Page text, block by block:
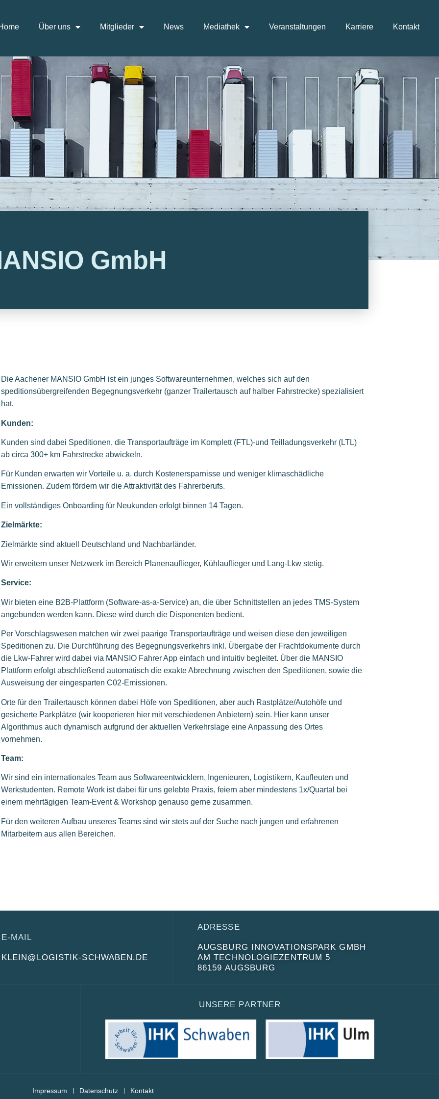
Über uns Mitglieder News Mediathek Veranstaltungen Karriere Kontakt
GmbH
Die Aachener MANSIO GmbH ist ein junges Softwareunternehmen, welches sich auf den
speditionsübergreifenden Begegnungsverkehr (ganzer Trailertausch auf halber Fahrstrecke) spezialisiert
hat.
Kunden:
Kunden sind dabei Speditionen, die Transportaufträge im Komplett (FTL)-und Teilladungsverkehr (LTL)
ab circa 300+ km Fahrstrecke abwickeln.
Für Kunden erwarten wir Vorteile u. a. durch Kostenersparnisse und weniger klimaschädliche
Emissionen. Zudem fördern wir die Attraktivität des Fahrerberufs.
Ein vollständiges Onboarding für Neukunden erfolgt binnen 14 Tagen.
Zielmärkte:
Zielmärkte sind aktuell Deutschland und Nachbarländer.
Wir erweitern unser Netzwerk im Bereich Planenauflieger, Kühlauflieger und Lang-Lkw stetig.
Service:
Wir bieten eine B2B-Plattform (Software-as-a-Service) an, die über Schnittstellen an jedes TMS-System
angebunden werden kann. Diese wird durch die Disponenten bedient.
Per Vorschlagswesen matchen wir zwei paarige Transportaufträge und weisen diese den jeweiligen
Speditionen zu. Die Durchführung des Begegnungsverkehrs inkl. Übergabe der Frachtdokumente durch
die Lkw-Fahrer wird dabei via MANSIO Fahrer App einfach und intuitiv begleitet. Über die MANSIO
Plattform erfolgt abschließend automatisch die exakte Abrechnung zwischen den Speditionen, sowie die
Ausweisung der eingesparten C02-Emissionen.
Orte für den Trailertausch können dabei Höfe von Speditionen, aber auch Rastplätze/Autohöfe und
gesicherte Parkplätze (wir kooperieren hier mit verschiedenen Anbietern) sein. Hier kann unser
Algorithmus auch dynamisch aufgrund der aktuellen Verkehrslage eine Anpassung des Ortes
vornehmen.
Team:
Wir sind ein internationales Team aus Softwareentwicklern, Ingenieuren, Logistikern, Kaufleuten und
Werkstudenten. Remote Work ist dabei für uns gelebte Praxis, feiern aber mindestens 1x/Quartal bei
einem mehrtägigen Team-Event & Workshop genauso gerne zusammen.
Für den weiteren Aufbau unseres Teams sind wir stets auf der Suche nach jungen und erfahrenen
Mitarbeitern aus allen Bereichen.
E-MAIL
KLEIN@LOGISTIK-SCHWABEN.DE
ADRESSE
AUGSBURG INNOVATIONSPARK GMBH
AM TECHNOLOGIEZENTRUM 5
86159 AUGSBURG
UNSERE PARTNER
Impressum Datenschutz Kontakt